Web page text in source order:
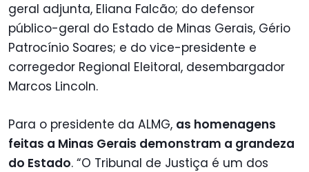
geral adjunta, Eliana Falcão; do defensor
público-geral do Estado de Minas Gerais, Gério
Patrocínio Soares; e do vice-presidente e
corregedor Regional Eleitoral, desembargador
Marcos Lincoln.
Para o presidente da ALMG, as homenagens
feitas a Minas Gerais demonstram a grandeza
do Estado. “O Tribunal de Justiça é um dos